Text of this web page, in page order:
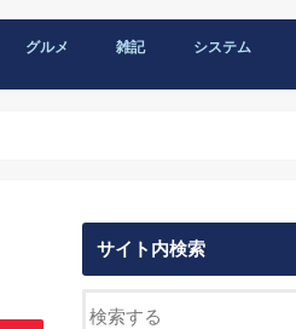
グルメ 雑記 システム
サイト内検索